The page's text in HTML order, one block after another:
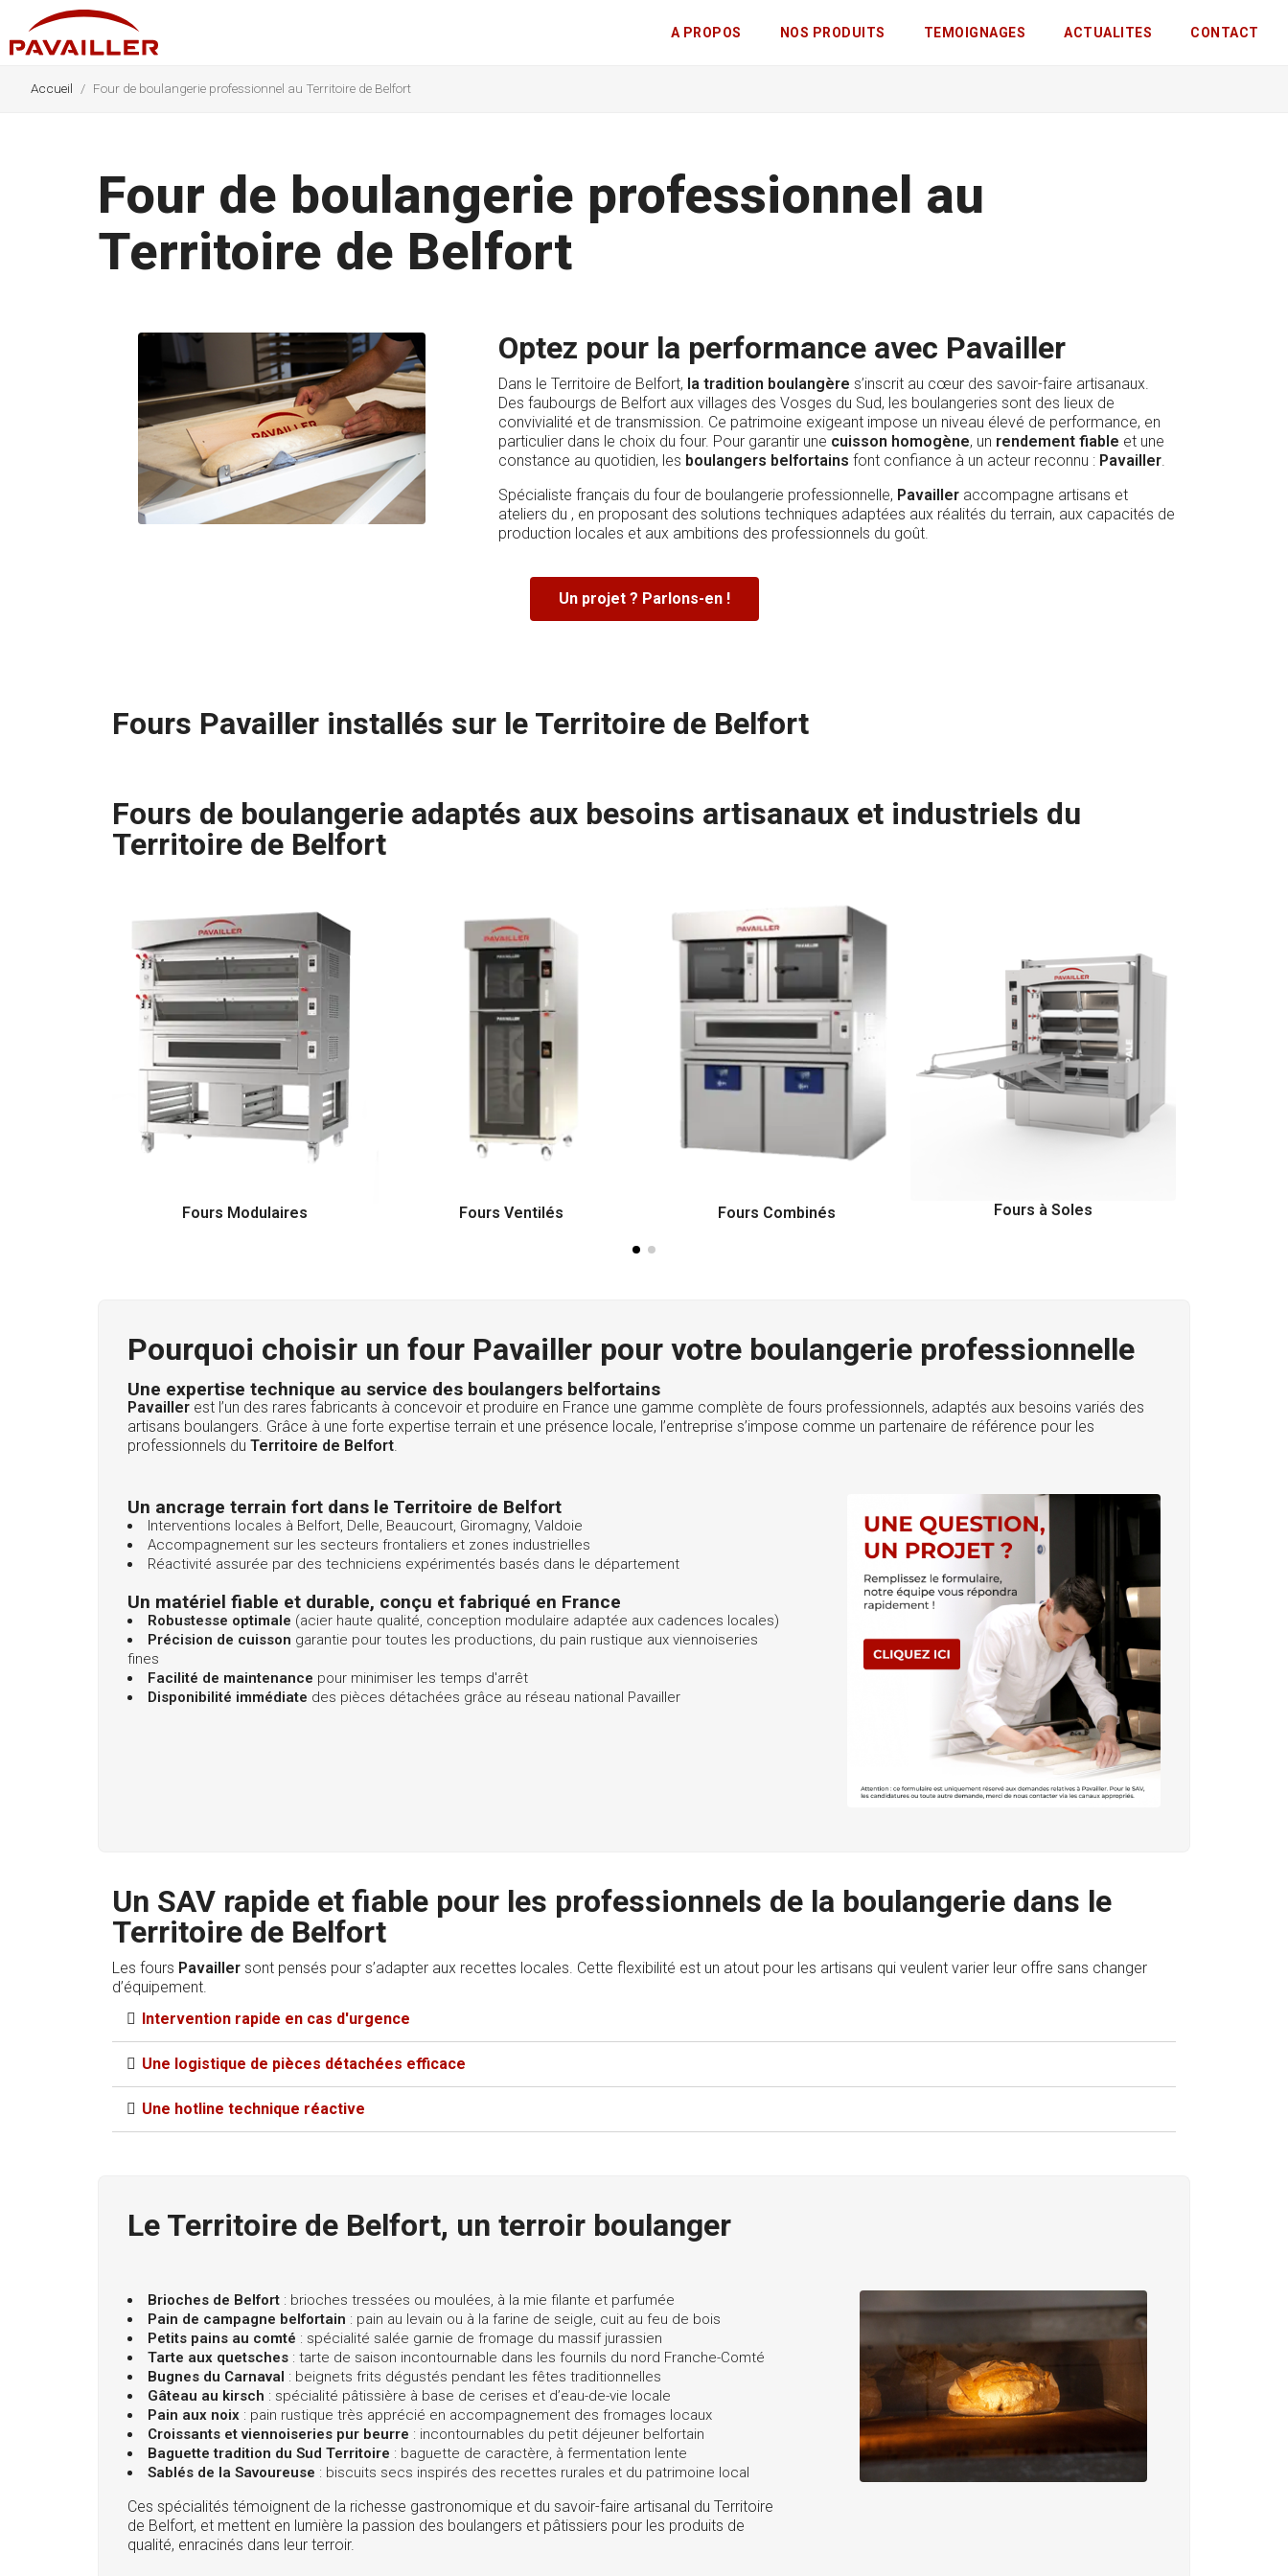
A PROPOS NOS PRODUITS TEMOIGNAGES ACTUALITES CONTACT
Accueil Four de boulangerie professionnel au Territoire de Belfort
Four de boulangerie professionnel au
Territoire de Belfort
Optez pour la performance avec Pavailler
Dans le Territoire de Belfort, la tradition boulangère s’inscrit au cœur des savoir-faire artisanaux.
Des faubourgs de Belfort aux villages des Vosges du Sud, les boulangeries sont des lieux de
convivialité et de transmission. Ce patrimoine exigeant impose un niveau élevé de performance, en
particulier dans le choix du four. Pour garantir une cuisson homogène, un rendement fiable et une
constance au quotidien, les boulangers belfortains font confiance à un acteur reconnu : Pavailler.
Spécialiste français du four de boulangerie professionnelle, Pavailler accompagne artisans et
ateliers du , en proposant des solutions techniques adaptées aux réalités du terrain, aux capacités de
production locales et aux ambitions des professionnels du goût.
Un projet ? Parlons-en !
Fours Pavailler installés sur le Territoire de Belfort
Fours de boulangerie adaptés aux besoins artisanaux et industriels du
Territoire de Belfort
Fours Modulaires Fours Ventilés Fours Combinés Fours à Soles
Pourquoi choisir un four Pavailler pour votre boulangerie professionnelle
Une expertise technique au service des boulangers belfortains
Pavailler est l’un des rares fabricants à concevoir et produire en France une gamme complète de fours professionnels, adaptés aux besoins variés des
artisans boulangers. Grâce à une forte expertise terrain et une présence locale, l’entreprise s’impose comme un partenaire de référence pour les
professionnels du Territoire de Belfort.
Un ancrage terrain fort dans le Territoire de Belfort
Interventions locales à Belfort, Delle, Beaucourt, Giromagny, Valdoie
Accompagnement sur les secteurs frontaliers et zones industrielles
Réactivité assurée par des techniciens expérimentés basés dans le département
Un matériel fiable et durable, conçu et fabriqué en France
Robustesse optimale (acier haute qualité, conception modulaire adaptée aux cadences locales)
Précision de cuisson garantie pour toutes les productions, du pain rustique aux viennoiseries
fines
Facilité de maintenance pour minimiser les temps d'arrêt
Disponibilité immédiate des pièces détachées grâce au réseau national Pavailler
Un SAV rapide et fiable pour les professionnels de la boulangerie dans le
Territoire de Belfort
Les fours Pavailler sont pensés pour s’adapter aux recettes locales. Cette flexibilité est un atout pour les artisans qui veulent varier leur offre sans changer
d’équipement.
Intervention rapide en cas d'urgence​
Une logistique de pièces détachées efficace​
Une hotline technique réactive
Le Territoire de Belfort, un terroir boulanger
Brioches de Belfort : brioches tressées ou moulées, à la mie filante et parfumée
Pain de campagne belfortain : pain au levain ou à la farine de seigle, cuit au feu de bois
Petits pains au comté : spécialité salée garnie de fromage du massif jurassien
Tarte aux quetsches : tarte de saison incontournable dans les fournils du nord Franche-Comté
Bugnes du Carnaval : beignets frits dégustés pendant les fêtes traditionnelles
Gâteau au kirsch : spécialité pâtissière à base de cerises et d’eau-de-vie locale
Pain aux noix : pain rustique très apprécié en accompagnement des fromages locaux
Croissants et viennoiseries pur beurre : incontournables du petit déjeuner belfortain
Baguette tradition du Sud Territoire : baguette de caractère, à fermentation lente
Sablés de la Savoureuse : biscuits secs inspirés des recettes rurales et du patrimoine local
Ces spécialités témoignent de la richesse gastronomique et du savoir-faire artisanal du Territoire
de Belfort, et mettent en lumière la passion des boulangers et pâtissiers pour les produits de
qualité, enracinés dans leur terroir.